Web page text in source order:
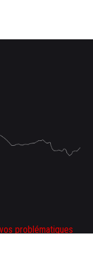
problématiques